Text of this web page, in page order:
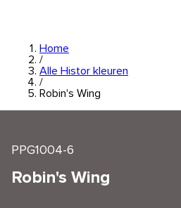
Home
/
Alle Histor kleuren
/
Robin's Wing
PPG1004-6
Robin's Wing